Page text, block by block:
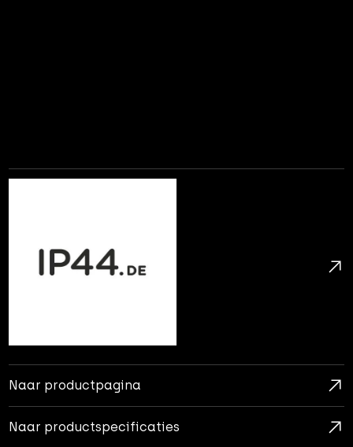
Naar productpagina
Naar productspecificaties